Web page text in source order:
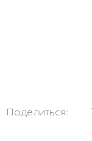
Поделиться: